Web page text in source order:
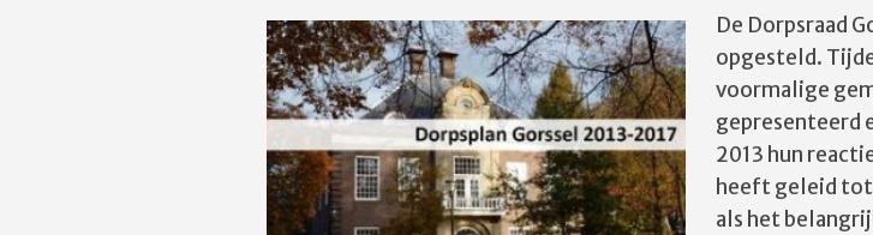
De Dorpsraad
opgesteld.
voormalige
gepresenteerd
2013 hun
heeft geleid tot
als het